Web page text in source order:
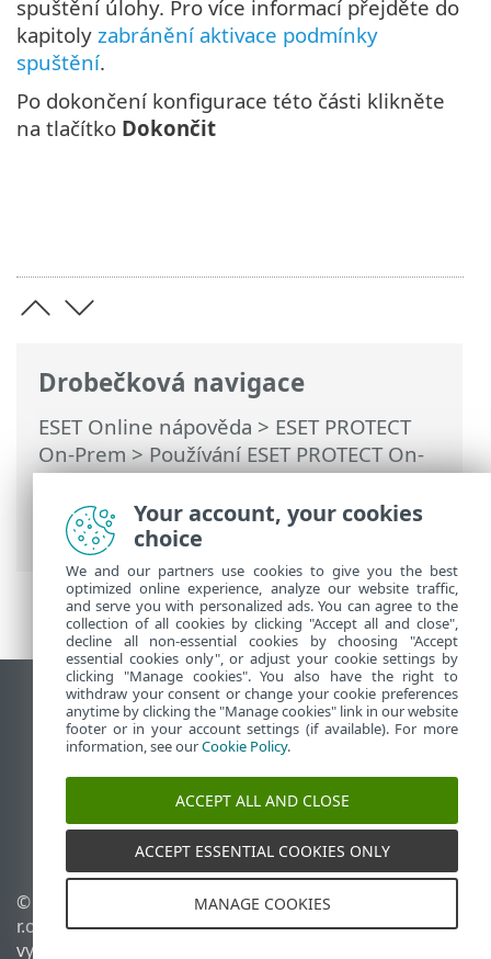
Drobečková navigace
ESET Online nápověda > ESET PROTECT
On-Prem>Používání ESET PROTECT On-
Prem>Hlavní menu ESET PROTECT On-
Prem>Úlohy>Klientské úlohy >
Podmínky spuštění klientské úlohy
spuštění úlohy. Pro více informací přejděte do
kapitoly zabránění aktivace podmínky
spuštění.
Po dokončení konfigurace této části klikněte
na tlačítko Dokončit
Zobrazit verzi pro počítač
End of Life
ESET Databáze znalostí
ESET Forum
ESET Status Portal
Regionální podpora
© 1992 - 2026 ESET, spol. s
r.o. - Všechna práva
vyhrazena.
Spravovat cookies
Zásady používání souborů
Your account, your cookies
choice
We and our partners use cookies to give you the best
optimized online experience, analyze our website traffic,
and serve you with personalized ads. You can agree to the
collection of all cookies by clicking "Accept all and close",
decline all non-essential cookies by choosing "Accept
essential cookies only", or adjust your cookie settings by
clicking "Manage cookies". You also have the right to
withdraw your consent or change your cookie preferences
anytime by clicking the "Manage cookies" link in our website
footer or in your account settings (if available). For more
information, see ourCookie Policy.
ACCEPT ALL AND CLOSE
ACCEPT ESSENTIAL COOKIES ONLY
MANAGE COOKIES